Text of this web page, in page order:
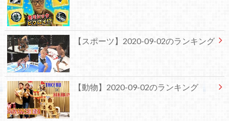
【スポーツ】2020-09-02のランキング
【動物】2020-09-02のランキング